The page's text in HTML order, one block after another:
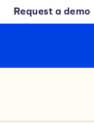
Request a demo